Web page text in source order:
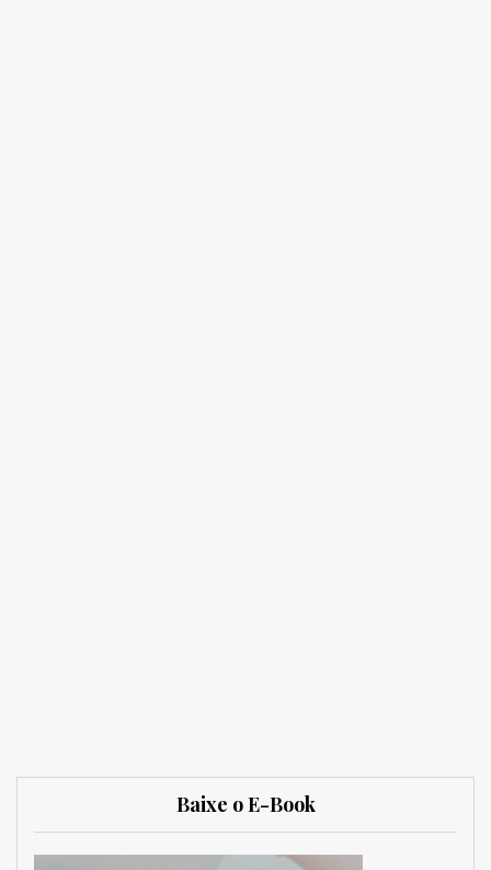
Baixe o E-Book